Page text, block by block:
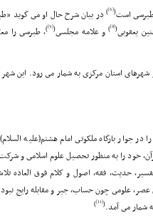
طبرسى است(
[6]
)در بیان شرح حال او مى گوید
یعقوبى(
[8]
)و علامه مجلسى(
[9]
)، طبرسى را
شهرهاى استان مرکزى به شمار مى رود. این
جوار بارگاه ملکوتى امام هشتم(علیه
خود را به منظور تحصیل علوم اسلامى و
حدیث، فقه، اصول و کلام فوق العاده
علومى چون حساب، جبر و مقابله رایج
شمار مى آمد.(
[11]
)